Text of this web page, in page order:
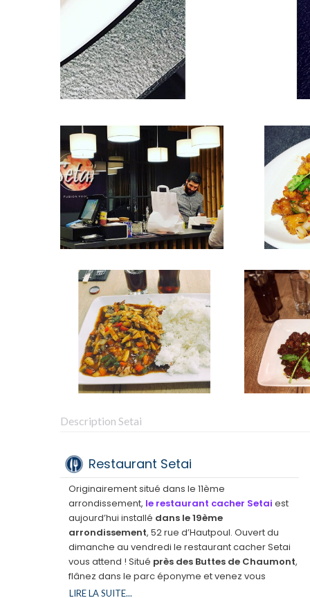
Description Setai
Restaurant Setai
Originairement situé dans le 11ème
arrondissement, le restaurant cacher Setai est
aujourd’hui installé dans le 19ème
arrondissement, 52 rue d’Hautpoul. Ouvert du
dimanche au vendredi le restaurant cacher Setai
vous attend ! Situé près des Buttes de Chaumont,
flânez dans le parc éponyme et venez vous
restaurer dans le restaurant casher Setai.
LIRE LA SUITE...